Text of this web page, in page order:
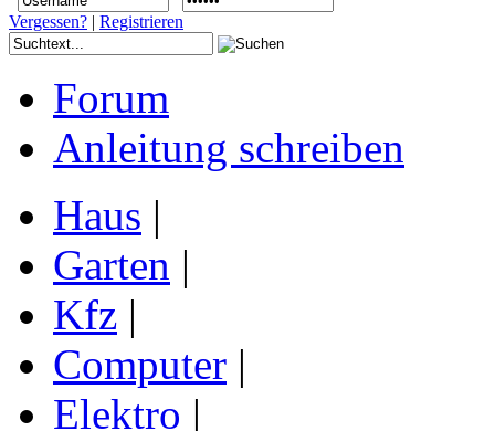
Vergessen? | Registrieren
Forum
Anleitung schreiben
Haus |
Garten |
Kfz |
Computer |
Elektro |